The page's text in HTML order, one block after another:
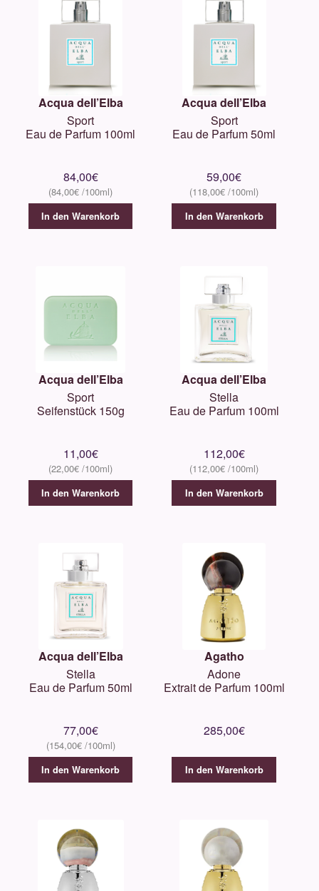
Acqua dell’Elba
Sport
Eau de Parfum 100ml
84,00€
84,00€
In den Warenkorb
Acqua dell’Elba
Sport
Eau de Parfum 50ml
59,00€
118,00€
In den Warenkorb
Acqua dell’Elba
Sport
Seifenstück 150g
11,00€
22,00€
In den Warenkorb
Acqua dell’Elba
Stella
Eau de Parfum 100ml
112,00€
112,00€
In den Warenkorb
Acqua dell’Elba
Stella
Eau de Parfum 50ml
77,00€
154,00€
In den Warenkorb
Agatho
Adone
Extrait de Parfum 100ml
285,00€
In den Warenkorb